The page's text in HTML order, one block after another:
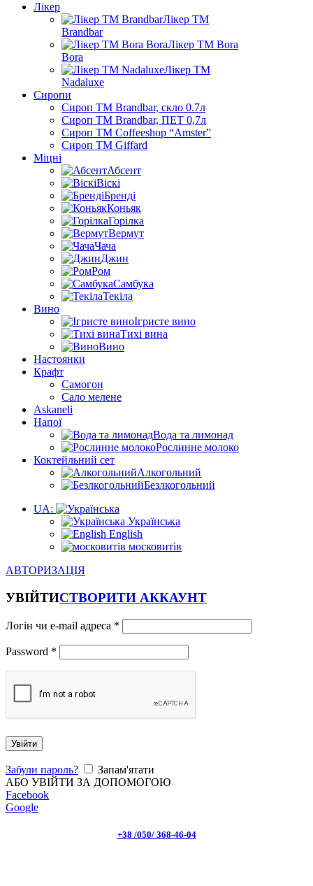
Лікер
Лікер ТМ
Brandbar
Лікер ТМ Bora
Bora
Лікер ТМ
Nadaluxe
Сиропи
Сироп TM Brandbar, скло 0.7л
Сироп TM Brandbar, ПЕТ 0,7л
Сироп TM Coffeeshop “Amster”
Сироп TM Giffard
Міцні
Абсент
Віскі
Бренді
Коньяк
Горілка
Вермут
Чача
Джин
Ром
Самбука
Текіла
Вино
Ігристе вино
Тихі вина
Вино
Настоянки
Крафт
Самогон
Сало мелене
Askaneli
Напої
Вода та лимонад
Рослинне молоко
Коктейльний сет
Алкогольний
Безлкогольний
UA:
Українська
English
московитів
АВТОРИЗАЦІЯ
УВІЙТИСТВОРИТИ АККАУНТ
Логін чи e-mail адреса *
Password *
Увійти
Забули пароль?
Запам'ятати
АБО УВІЙТИ ЗА ДОПОМОГОЮ
Facebook
Google
+38 /050/ 368-46-04